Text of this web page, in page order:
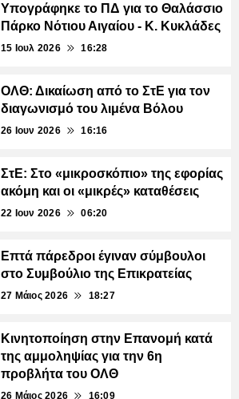
Υπογράφηκε το ΠΔ για το Θαλάσσιο
Πάρκο Νότιου Αιγαίου - Κ. Κυκλάδες
15 Ιουλ 2026 16:28
ΟΛΘ: Δικαίωση από το ΣτΕ για τον
διαγωνισμό του λιμένα Βόλου
26 Ιουν 2026 16:16
ΣτΕ: Στο «μικροσκόπιο» της εφορίας
ακόμη και οι «μικρές» καταθέσεις
22 Ιουν 2026 06:20
Επτά πάρεδροι έγιναν σύμβουλοι
στο Συμβούλιο της Επικρατείας
27 Μάιος 2026 18:27
Κινητοποίηση στην Επανομή κατά
της αμμοληψίας για την 6η
προβλήτα του ΟΛΘ
26 Μάιος 2026 16:09